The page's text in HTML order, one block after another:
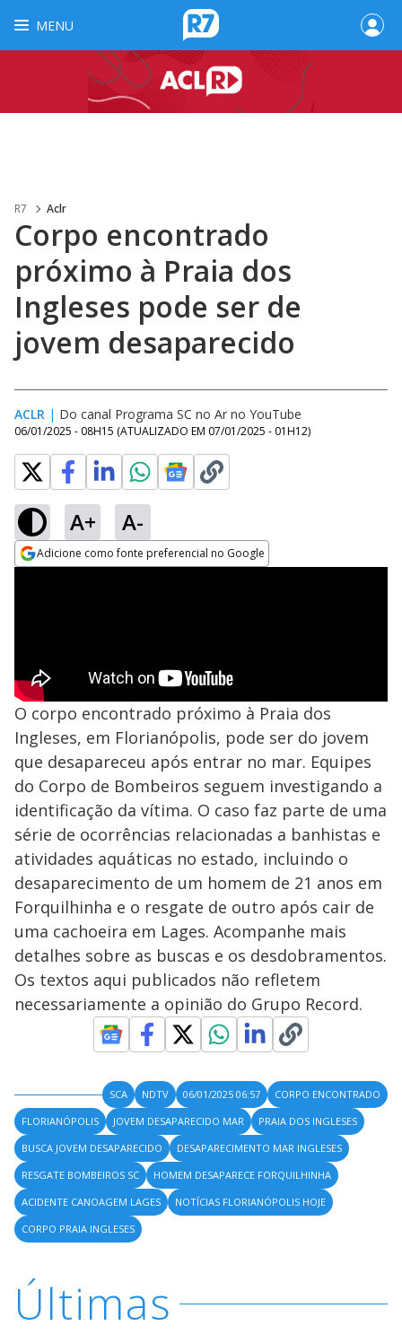
MENU
R7 Aclr
Corpo encontrado
próximo à Praia dos
Ingleses pode ser de
jovem desaparecido
ACLR | Do canal Programa SC no Ar no YouTube
06/01/2025 - 08H15 (ATUALIZADO EM 07/01/2025 - 01H12)
A+ A-
Adicione como fonte preferencial no Google
O corpo encontrado próximo à Praia dos
Ingleses, em Florianópolis, pode ser do jovem
que desapareceu após entrar no mar. Equipes
do Corpo de Bombeiros seguem investigando a
identificação da vítima. O caso faz parte de uma
série de ocorrências relacionadas a banhistas e
atividades aquáticas no estado, incluindo o
desaparecimento de um homem de 21 anos em
Forquilhinha e o resgate de outro após cair de
uma cachoeira em Lages. Acompanhe mais
detalhes sobre as buscas e os desdobramentos.
Os textos aqui publicados não refletem
necessariamente a opinião do Grupo Record.
SCA NDTV 06/01/2025 06:57
CORPO ENCONTRADO
FLORIANÓPOLIS
JOVEM DESAPARECIDO MAR
PRAIA DOS INGLESES
BUSCA JOVEM DESAPARECIDO
DESAPARECIMENTO MAR INGLESES
RESGATE BOMBEIROS SC
HOMEM DESAPARECE FORQUILHINHA
ACIDENTE CANOAGEM LAGES
NOTÍCIAS FLORIANÓPOLIS HOJE
CORPO PRAIA INGLESES
Últimas